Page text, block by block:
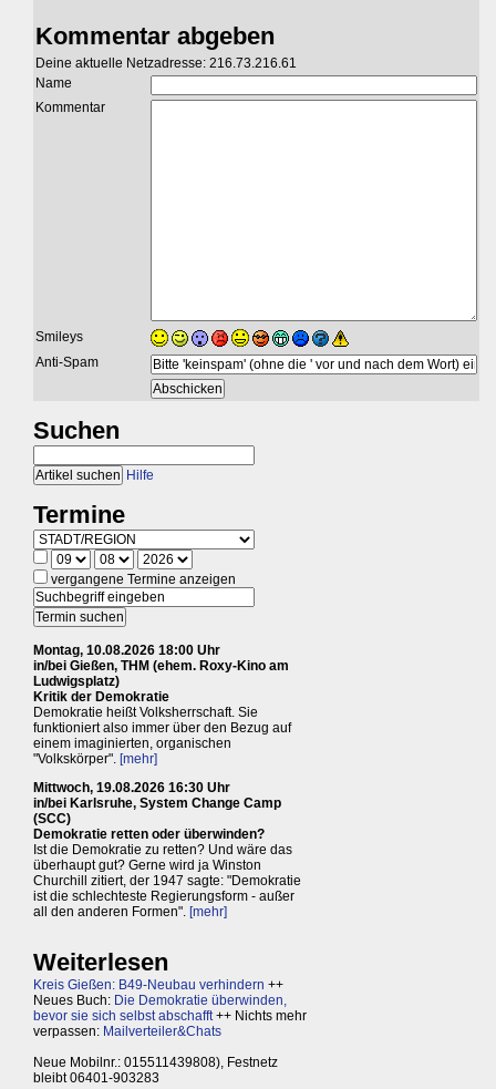
Kommentar abgeben
Deine aktuelle Netzadresse: 216.73.216.61
Name
Kommentar
Smileys
Anti-Spam
Suchen
Hilfe
Termine
vergangene Termine anzeigen
Montag, 10.08.2026 18:00 Uhr
in/bei Gießen, THM (ehem. Roxy-Kino am
Ludwigsplatz)
Kritik der Demokratie
Demokratie heißt Volksherrschaft. Sie
funktioniert also immer über den Bezug auf
einem imaginierten, organischen
"Volkskörper". [mehr]
Mittwoch, 19.08.2026 16:30 Uhr
in/bei Karlsruhe, System Change Camp
(SCC)
Demokratie retten oder überwinden?
Ist die Demokratie zu retten? Und wäre das
überhaupt gut? Gerne wird ja Winston
Churchill zitiert, der 1947 sagte: "Demokratie
ist die schlechteste Regierungsform - außer
all den anderen Formen". [mehr]
Weiterlesen
Kreis Gießen: B49-Neubau verhindern ++
Neues Buch: Die Demokratie überwinden,
bevor sie sich selbst abschafft++ Nichts mehr
verpassen: Mailverteiler&Chats
Neue Mobilnr.: 015511439808), Festnetz
bleibt 06401-903283